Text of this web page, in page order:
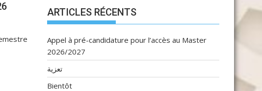
ARTICLES RÉCENTS
Appel à pré-candidature pour l’accès au Master
2026/2027
تعزية
Bientôt